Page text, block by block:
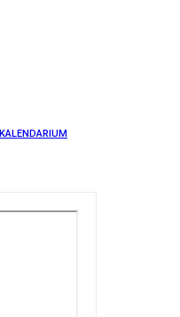
KALENDARIUM